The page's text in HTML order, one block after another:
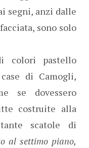
segni, anzi dalle
sono solo
colori pastello
di Camogli,
se dovessero
costruite alla
scatole di
al settimo piano,